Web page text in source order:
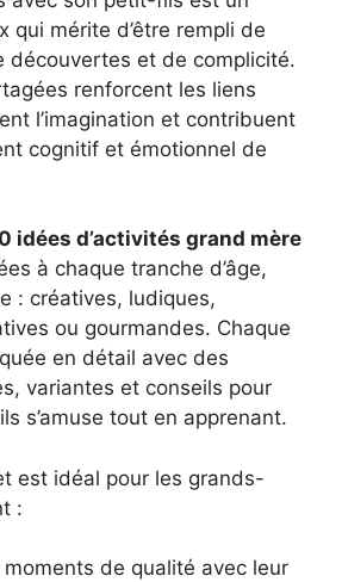
qui mérite d’être rempli de
découvertes et de complicité.
renforcent les liens
l’imagination et contribuent
cognitif et émotionnel de
idées d’activités grand mère
à chaque tranche d’âge,
: créatives, ludiques,
ou gourmandes. Chaque
en détail avec des
variantes et conseils pour
s’amuse tout en apprenant.
est idéal pour les grands-
:
moments de qualité avec leur